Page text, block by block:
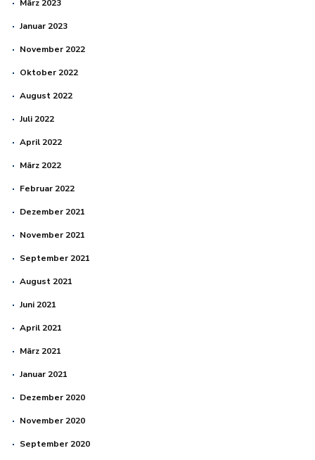
März 2023
Januar 2023
November 2022
Oktober 2022
August 2022
Juli 2022
April 2022
März 2022
Februar 2022
Dezember 2021
November 2021
September 2021
August 2021
Juni 2021
April 2021
März 2021
Januar 2021
Dezember 2020
November 2020
September 2020